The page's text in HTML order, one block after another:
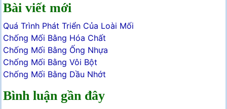
Bài viết mới
Quá Trình Phát Triển Của Loài Mối
Chống Mối Bằng Hóa Chất
Chống Mối Bằng Ống Nhựa
Chống Mối Bằng Vôi Bột
Chống Mối Bằng Dầu Nhớt
Bình luận gần đây